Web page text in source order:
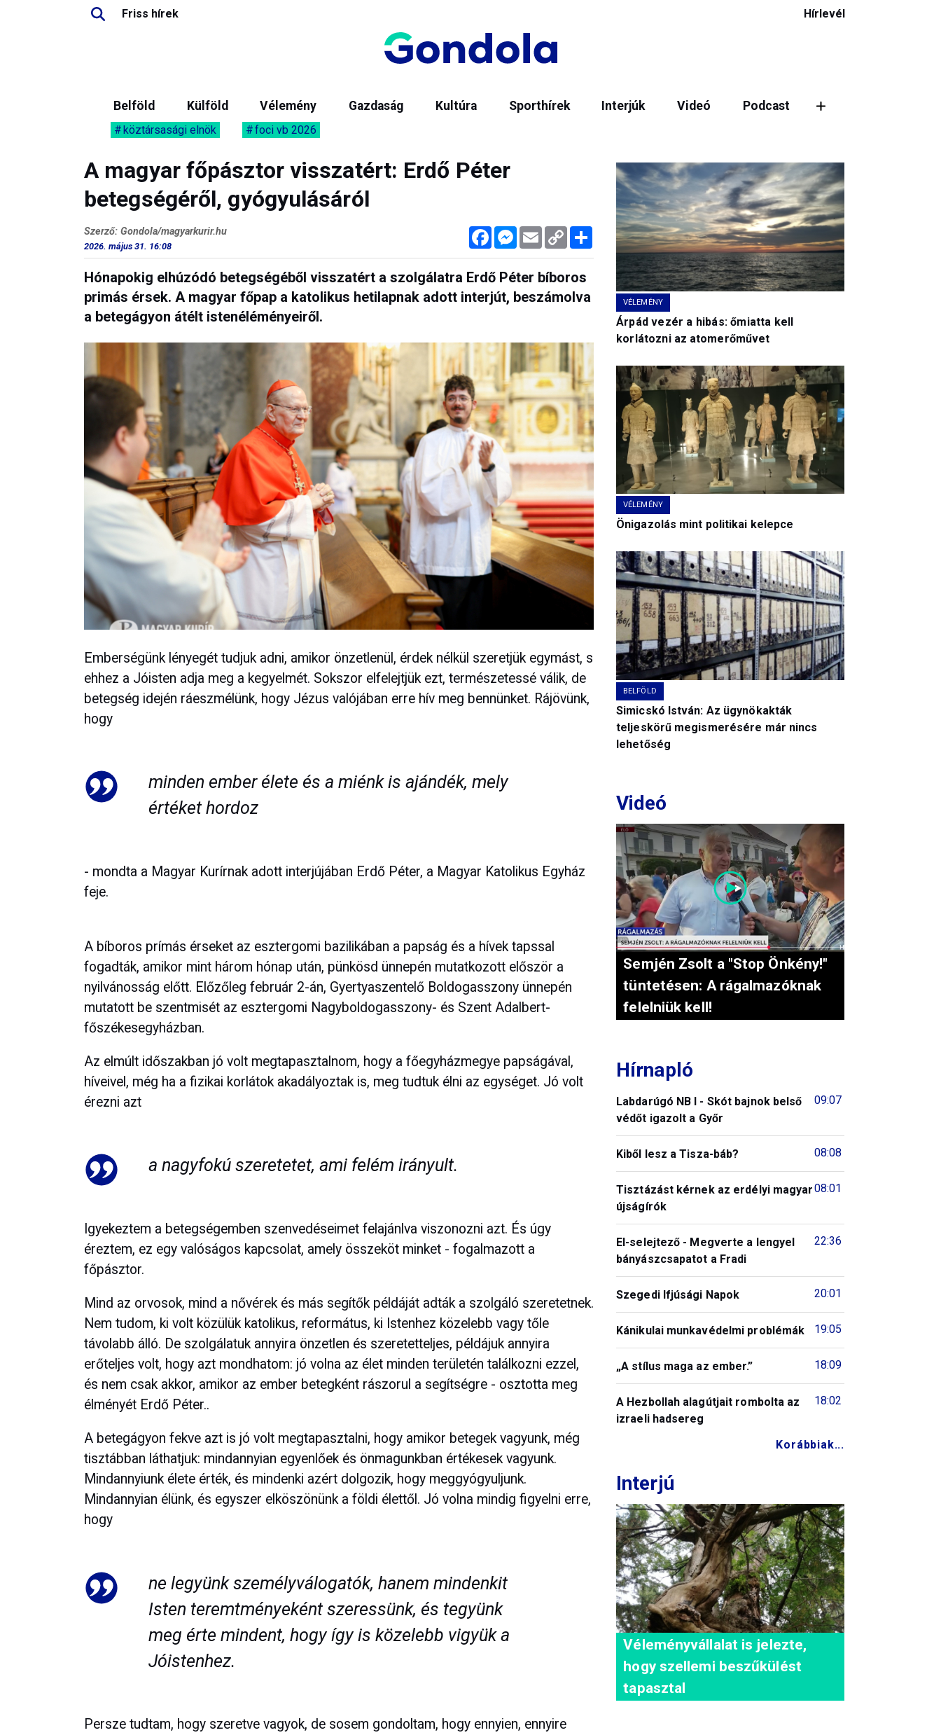
Friss hírek Hírlevél
Belföld Külföld Vélemény Gazdaság Kultúra Sporthírek Interjúk Videó Podcast
köztársasági elnök foci vb 2026
A magyar főpásztor visszatért: Erdő Péter
betegségéről, gyógyulásáról
FacebookMessenger
Email Copy
Link
Megosztás
Szerző: Gondola/magyarkurir.hu
2026. május 31. 16:08
Hónapokig elhúzódó betegségéből visszatért a szolgálatra Erdő Péter bíboros
primás érsek. A magyar főpap a katolikus hetilapnak adott interjút, beszámolva
a betegágyon átélt istenéléményeiről.
Emberségünk lényegét tudjuk adni, amikor önzetlenül, érdek nélkül szeretjük egymást, s
ehhez a Jóisten adja meg a kegyelmét. Sokszor elfelejtjük ezt, természetessé válik, de
betegség idején ráeszmélünk, hogy Jézus valójában erre hív meg bennünket. Rájövünk,
hogy
minden ember élete és a miénk is ajándék, mely
értéket hordoz
- mondta a Magyar Kurírnak adott interjújában Erdő Péter, a Magyar Katolikus Egyház
feje.
A bíboros prímás érseket az esztergomi bazilikában a papság és a hívek tapssal
fogadták, amikor mint három hónap után, pünkösd ünnepén mutatkozott először a
nyilvánosság előtt. Előzőleg február 2-án, Gyertyaszentelő Boldogasszony ünnepén
mutatott be szentmisét az esztergomi Nagyboldogasszony- és Szent Adalbert-
főszékesegyházban.
Az elmúlt időszakban jó volt megtapasztalnom, hogy a főegyházmegye papságával,
híveivel, még ha a fizikai korlátok akadályoztak is, meg tudtuk élni az egységet. Jó volt
érezni azt
a nagyfokú szeretetet, ami felém irányult.
Igyekeztem a betegségemben szenvedéseimet felajánlva viszonozni azt. És úgy
éreztem, ez egy valóságos kapcsolat, amely összeköt minket - fogalmazott a
főpásztor.
Mind az orvosok, mind a nővérek és más segítők példáját adták a szolgáló szeretetnek.
Nem tudom, ki volt közülük katolikus, református, ki Istenhez közelebb vagy tőle
távolabb álló. De szolgálatuk annyira önzetlen és szeretetteljes, példájuk annyira
erőteljes volt, hogy azt mondhatom: jó volna az élet minden területén találkozni ezzel,
és nem csak akkor, amikor az ember betegként rászorul a segítségre - osztotta meg
élményét Erdő Péter..
A betegágyon fekve azt is jó volt megtapasztalni, hogy amikor betegek vagyunk, még
tisztábban láthatjuk: mindannyian egyenlőek és önmagunkban értékesek vagyunk.
Mindannyiunk élete érték, és mindenki azért dolgozik, hogy meggyógyuljunk.
Mindannyian élünk, és egyszer elköszönünk a földi élettől. Jó volna mindig figyelni erre,
hogy
ne legyünk személyválogatók, hanem mindenkit
Isten teremtményeként szeressünk, és tegyünk
meg érte mindent, hogy így is közelebb vigyük a
Jóistenhez.
Persze tudtam, hogy szeretve vagyok, de sosem gondoltam, hogy ennyien, ennyire
VÉLEMÉNY
Árpád vezér a hibás: őmiatta kell
korlátozni az atomerőművet
VÉLEMÉNY
Önigazolás mint politikai kelepce
BELFÖLD
Simicskó István: Az ügynökakták
teljeskörű megismerésére már nincs
lehetőség
Videó
Semjén Zsolt a "Stop Önkény!"
tüntetésen: A rágalmazóknak
felelniük kell!
Hírnapló
09:07
Labdarúgó NB I - Skót bajnok belső
védőt igazolt a Győr
08:08
Kiből lesz a Tisza-báb?
08:01
Tisztázást kérnek az erdélyi magyar
újságírók
22:36
El-selejtező - Megverte a lengyel
bányászcsapatot a Fradi
20:01
Szegedi Ifjúsági Napok
19:05
Kánikulai munkavédelmi problémák
18:09
„A stílus maga az ember.”
18:02
A Hezbollah alagútjait rombolta az
izraeli hadsereg
Korábbiak...
Interjú
Véleményvállalat is jelezte,
hogy szellemi beszűkülést
tapasztal